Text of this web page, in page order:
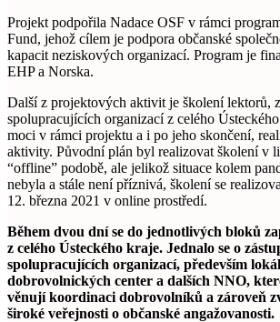
Projekt podpořila Nadace OSF v rámci
Fund, jehož cílem je podpora občanské
kapacit neziskových organizací. Program je
EHP a Norska.
Další z projektových aktivit je školení lektorů,
spolupracujících organizací z celého
moci v rámci projektu a i po jeho skončení,
aktivity. Původní plán byl realizovat školení v
“offline” podobě, ale jelikož situace kolem
nebyla a stále není příznivá, školení se
12. března 2021 v online prostředí.
Během dvou dní se do jednotlivých bloků
z celého Ústeckého kraje. Jednalo se o
spolupracujících organizací, především
dobrovolnických center a dalších NNO,
věnují koordinaci dobrovolníků a zároveň
široké veřejnosti o občanské angažovanosti.